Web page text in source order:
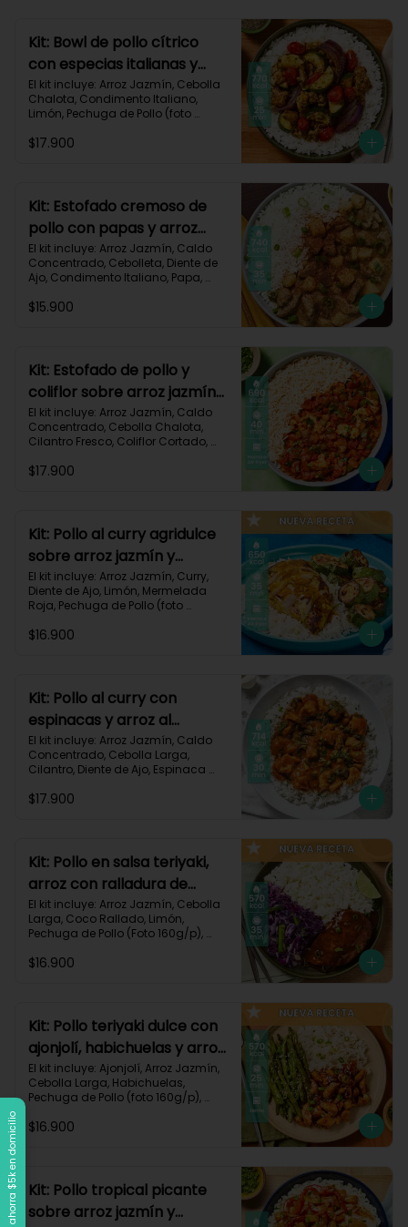
Kit: Bowl de pollo cítrico
con especias italianas y
vegetales asados-135
El kit incluye: Arroz Jazmín, Cebolla
Chalota, Condimento Italiano,
Limón, Pechuga de Pollo (foto
Cherry, Zucchini, Receta Impresa.
$17.900
Kit: Estofado cremoso de
pollo con papas y arroz
jazmín-127
El kit incluye: Arroz Jazmín, Caldo
Concentrado, Cebolleta, Diente de
Ajo, Condimento Italiano, Papa,
160g/p), Queso Crema, Receta
Grasas 14g | Proteínas 41g
$15.900
Kit: Estofado de pollo y
coliflor sobre arroz jazmín-
106
El kit incluye: Arroz Jazmín, Caldo
Concentrado, Cebolla Chalota,
Cilantro Fresco, Coliflor Cortado,
Pollo (foto 160g/p), Pimentón Verde,
Carbohidratos 79g | Grasas 21g |
Proteínas 42g
$17.900
Kit: Pollo al curry agridulce
sobre arroz jazmín y
zucchini horneado-148
El kit incluye: Arroz Jazmín, Curry,
Diente de Ajo, Limón, Mermelada
Roja, Pechuga de Pollo (foto
Verde, Receta Impresa.
$16.900
Kit: Pollo al curry con
espinacas y arroz al
cilantro-93
El kit incluye: Arroz Jazmín, Caldo
Concentrado, Cebolla Larga,
Cilantro, Diente de Ajo, Espinaca
Pechuga (foto 160g/p), Tomates
Protaínas 40g
$17.900
Kit: Pollo en salsa teriyaki,
arroz con ralladura de
coco y repollo salteado-
143
El kit incluye: Arroz Jazmín, Cebolla
Larga, Coco Rallado, Limón,
Pechuga de Pollo (Foto 160g/p),
Receta Impresa
$16.900
Kit: Pollo teriyaki dulce con
ajonjolí, habichuelas y arroz
jazmín-149
El kit incluye: Ajonjolí, Arroz Jazmín,
Cebolla Larga, Habichuelas,
Pechuga de Pollo (foto 160g/p),
Paprika, Receta Impresa.
$16.900
Kit: Pollo tropical picante
sobre arroz jazmín y